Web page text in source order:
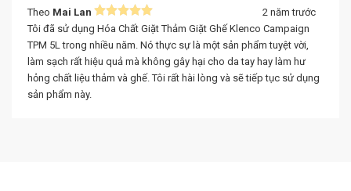
Theo Mai Lan
2 năm trước
Tôi đã sử dụng Hóa Chất Giặt Thảm Giặt Ghế Klenco Campaign
TPM 5L trong nhiều năm. Nó thực sự là một sản phẩm tuyệt vời,
làm sạch rất hiệu quả mà không gây hại cho da tay hay làm hư
hỏng chất liệu thảm và ghế. Tôi rất hài lòng và sẽ tiếp tục sử dụng
sản phẩm này.